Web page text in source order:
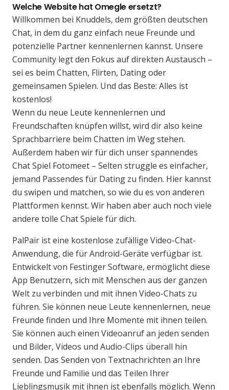
Welche Website hat Omegle ersetzt?
Willkommen bei Knuddels, dem größten deutschen
Chat, in dem du ganz einfach neue Freunde und
potenzielle Partner kennenlernen kannst. Unsere
Community legt den Fokus auf direkten Austausch –
sei es beim Chatten, Flirten, Dating oder
gemeinsamen Spielen. Und das Beste: Alles ist
kostenlos!
Wenn du neue Leute kennenlernen und
Freundschaften knüpfen willst, wird dir also keine
Sprachbarriere beim Chatten im Weg stehen.
Außerdem haben wir für dich unser spannendes
Chat Spiel Fotomeet – Selten struggle es einfacher,
jemand Passendes für Dating zu finden. Hier kannst
du swipen und matchen, so wie du es von anderen
Plattformen kennst. Wir haben aber auch noch viele
andere tolle Chat Spiele für dich.
PalPair ist eine kostenlose zufällige Video-Chat-
Anwendung, die für Android-Geräte verfügbar ist.
Entwickelt von Festinger Software, ermöglicht diese
App Benutzern, sich mit Menschen aus der ganzen
Welt zu verbinden und mit ihnen Video-Chats zu
führen. Sie können neue Leute kennenlernen, neue
Freunde finden und Ihre Momente mit ihnen teilen.
Sie können auch einen Videoanruf an jeden senden
und Bilder, Videos und Audio-Clips überall hin
senden. Das Senden von Textnachrichten an Ihre
Freunde und Familie und das Teilen Ihrer
Lieblingsmusik mit ihnen ist ebenfalls möglich. Wenn